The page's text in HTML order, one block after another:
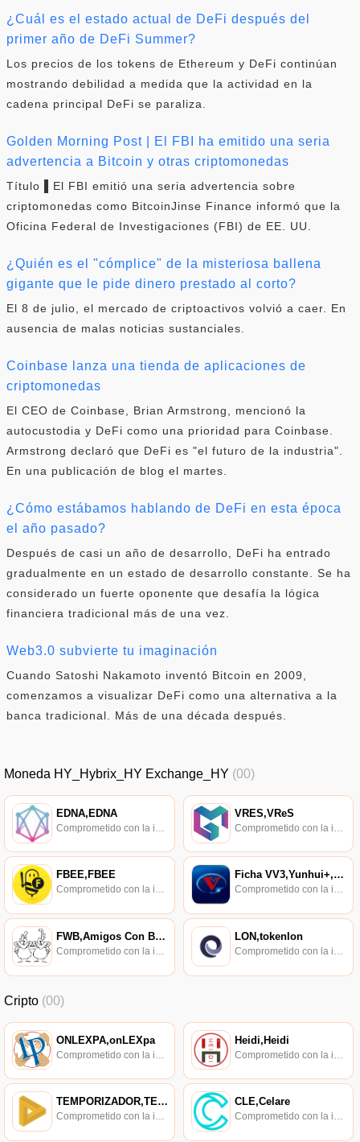
¿Cuál es el estado actual de DeFi después del
primer año de DeFi Summer?
Los precios de los tokens de Ethereum y DeFi continúan
mostrando debilidad a medida que la actividad en la
cadena principal DeFi se paraliza.
Golden Morning Post | El FBI ha emitido una seria
advertencia a Bitcoin y otras criptomonedas
Título ▌El FBI emitió una seria advertencia sobre
criptomonedas como BitcoinJinse Finance informó que la
Oficina Federal de Investigaciones (FBI) de EE. UU.
¿Quién es el "cómplice" de la misteriosa ballena
gigante que le pide dinero prestado al corto?
El 8 de julio, el mercado de criptoactivos volvió a caer. En
ausencia de malas noticias sustanciales.
Coinbase lanza una tienda de aplicaciones de
criptomonedas
El CEO de Coinbase, Brian Armstrong, mencionó la
autocustodia y DeFi como una prioridad para Coinbase.
Armstrong declaró que DeFi es "el futuro de la industria".
En una publicación de blog el martes.
¿Cómo estábamos hablando de DeFi en esta época
el año pasado?
Después de casi un año de desarrollo, DeFi ha entrado
gradualmente en un estado de desarrollo constante. Se ha
considerado un fuerte oponente que desafía la lógica
financiera tradicional más de una vez.
Web3.0 subvierte tu imaginación
Cuando Satoshi Nakamoto inventó Bitcoin en 2009,
comenzamos a visualizar DeFi como una alternativa a la
banca tradicional. Más de una década después.
Moneda HY_Hybrix_HY Exchange_HY (00)
EDNA,EDNA VRES,VReS
FBEE,FBEE
Comprometido con la investigación de políticas en los campos de las nuevas finanzas, las finanzas internacionales y los mercados financieros.
Ficha VV3,Yunhui+,VV3
Comprometido con la investigación de políticas en los campos de las nuevas finanzas, las finanzas internacionales y los mercados financieros.
FWB,Amigos Con Beneficios
Comprometido con la investigación de políticas en los campos de las nuevas finanzas, las finanzas internacionales y los mercados financieros.
LON,tokenlon
Comprometido con la investigación de políticas en los campos de las nuevas finanzas, las finanzas internacionales y los mercados financieros.
Cripto (00)
ONLEXPA,onLEXpa Heidi,Heidi
TEMPORIZADOR,TEMPORIZADOR
Comprometido con la investigación de políticas en los campos de las nuevas finanzas, las finanzas internacionales y los mercados financieros.
CLE,Celare
Comprometido con la investigación de políticas en los campos de las nuevas finanzas, las finanzas internacionales y los mercados financieros.